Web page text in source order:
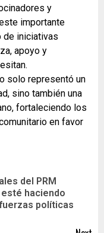
y
importante
de iniciativas
apoyo y
solo representó un
sino también una
fortaleciendo los
en favor
del PRM
haciendo
políticas